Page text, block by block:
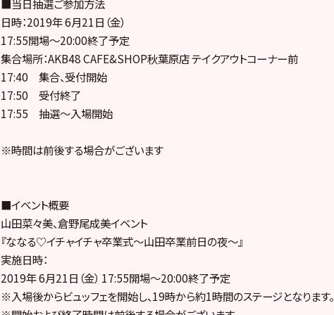
■当日抽選ご参加方法
日時：2019年 6月21日（金）
17:55開場～20:00終了予定
集合場所：AKB48 CAFE&SHOP秋葉原店 テイクアウトコーナー前
17:40 集合、受付開始
17:50 受付終了
17:55 抽選～入場開始
※時間は前後する場合がございます
■イベント概要
山田菜々美、倉野尾成美イベント
『ななる♡イチャイチャ卒業式～山田卒業前日の夜～』
実施日時：
2019年 6月21日（金） 17:55開場～20:00終了予定
※入場後からビュッフェを開始し、19時から約1時間のステージとなります。